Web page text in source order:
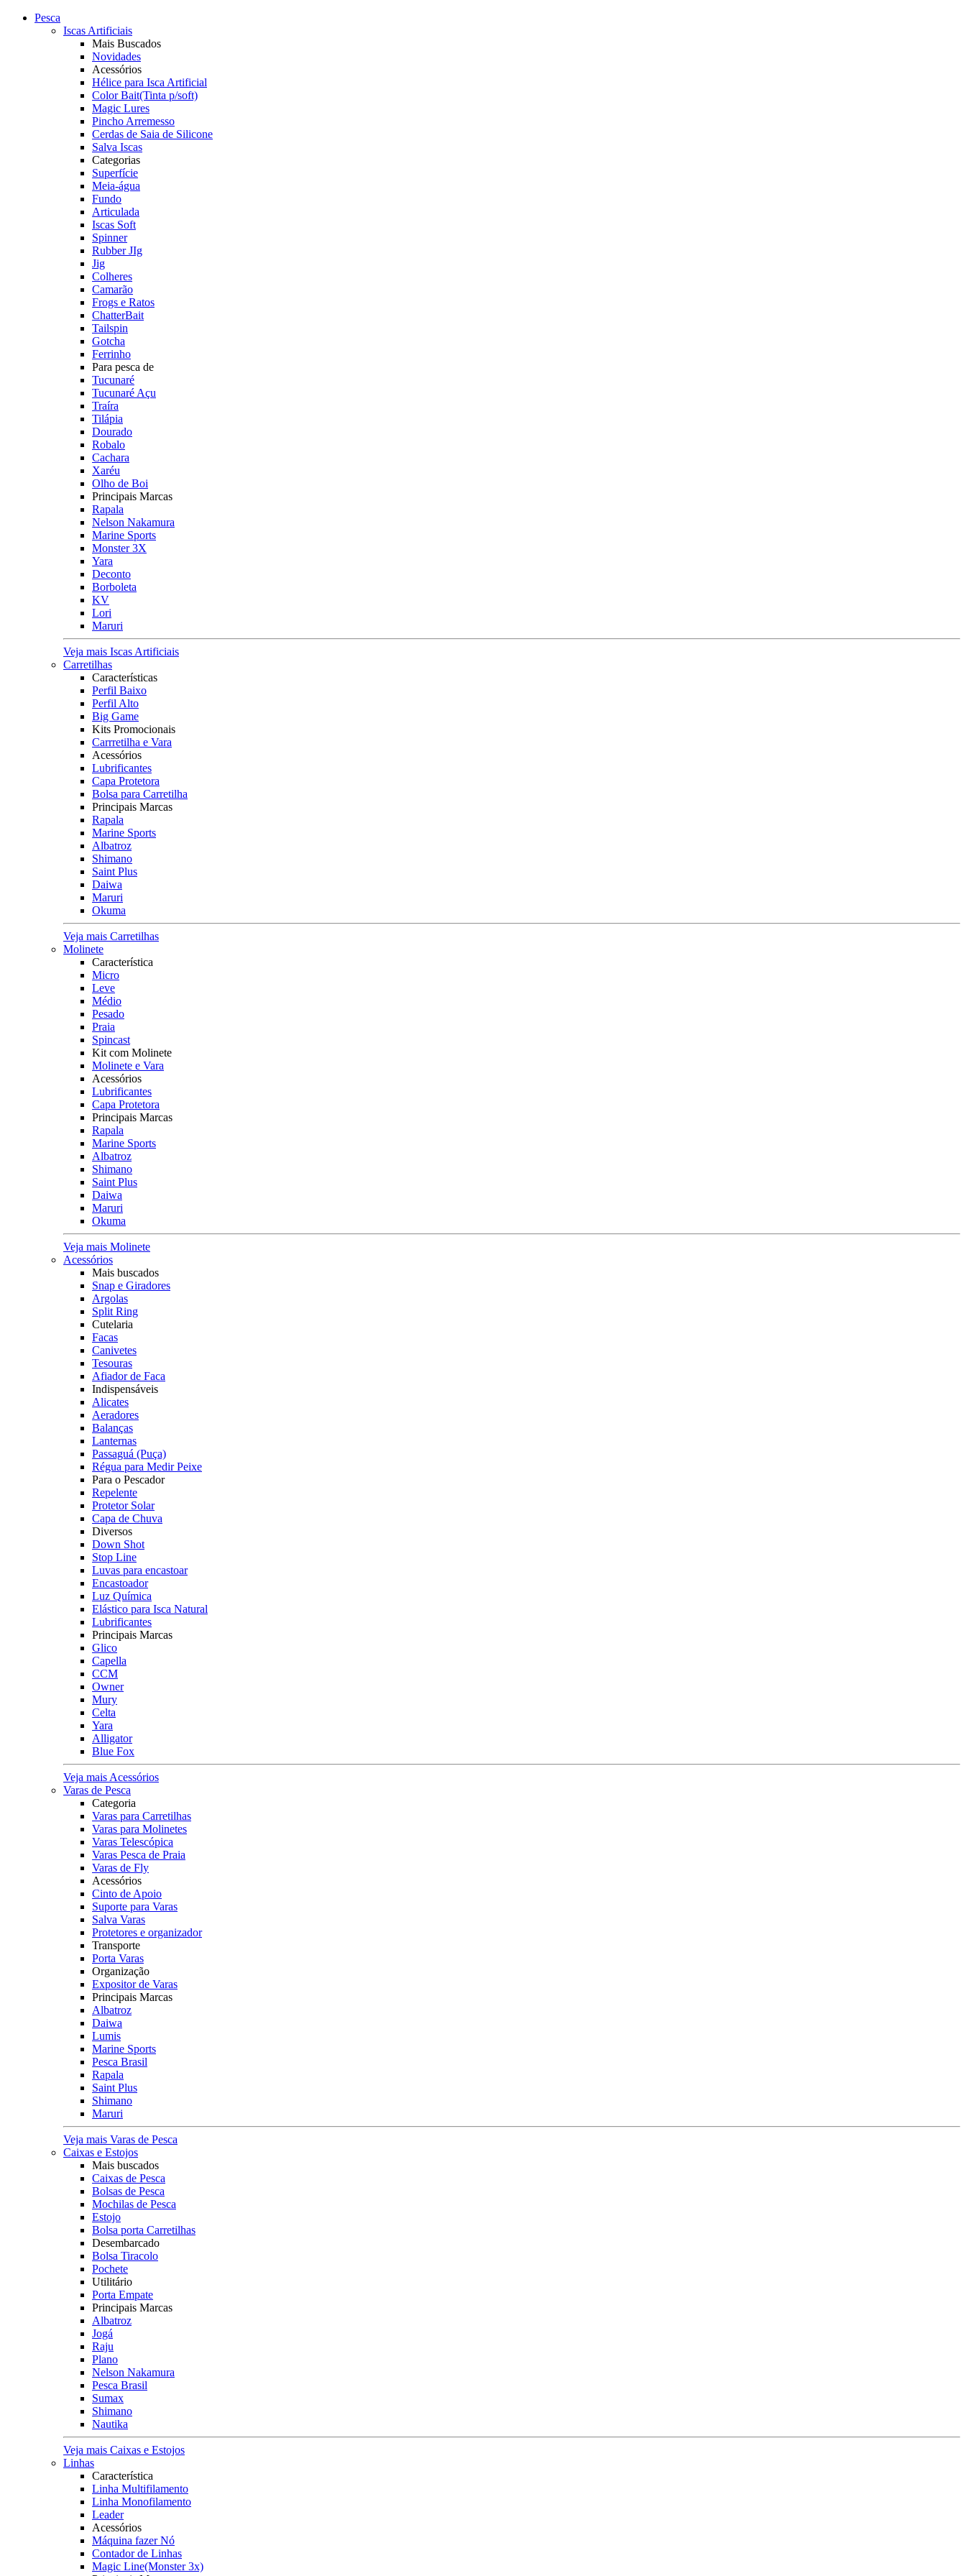
Pesca
Iscas Artificiais
Mais Buscados
Novidades
Acessórios
Hélice para Isca Artificial
Color Bait(Tinta p/soft)
Magic Lures
Pincho Arremesso
Cerdas de Saia de Silicone
Salva Iscas
Categorias
Superfície
Meia-água
Fundo
Articulada
Iscas Soft
Spinner
Rubber JIg
Jig
Colheres
Camarão
Frogs e Ratos
ChatterBait
Tailspin
Gotcha
Ferrinho
Para pesca de
Tucunaré
Tucunaré Açu
Traíra
Tilápia
Dourado
Robalo
Cachara
Xaréu
Olho de Boi
Principais Marcas
Rapala
Nelson Nakamura
Marine Sports
Monster 3X
Yara
Deconto
Borboleta
KV
Lori
Maruri
Veja mais Iscas Artificiais
Carretilhas
Características
Perfil Baixo
Perfil Alto
Big Game
Kits Promocionais
Carrretilha e Vara
Acessórios
Lubrificantes
Capa Protetora
Bolsa para Carretilha
Principais Marcas
Rapala
Marine Sports
Albatroz
Shimano
Saint Plus
Daiwa
Maruri
Okuma
Veja mais Carretilhas
Molinete
Característica
Micro
Leve
Médio
Pesado
Praia
Spincast
Kit com Molinete
Molinete e Vara
Acessórios
Lubrificantes
Capa Protetora
Principais Marcas
Rapala
Marine Sports
Albatroz
Shimano
Saint Plus
Daiwa
Maruri
Okuma
Veja mais Molinete
Acessórios
Mais buscados
Snap e Giradores
Argolas
Split Ring
Cutelaria
Facas
Canivetes
Tesouras
Afiador de Faca
Indispensáveis
Alicates
Aeradores
Balanças
Lanternas
Passaguá (Puça)
Régua para Medir Peixe
Para o Pescador
Repelente
Protetor Solar
Capa de Chuva
Diversos
Down Shot
Stop Line
Luvas para encastoar
Encastoador
Luz Química
Elástico para Isca Natural
Lubrificantes
Principais Marcas
Glico
Capella
CCM
Owner
Mury
Celta
Yara
Alligator
Blue Fox
Veja mais Acessórios
Varas de Pesca
Categoria
Varas para Carretilhas
Varas para Molinetes
Varas Telescópica
Varas Pesca de Praia
Varas de Fly
Acessórios
Cinto de Apoio
Suporte para Varas
Salva Varas
Protetores e organizador
Transporte
Porta Varas
Organização
Expositor de Varas
Principais Marcas
Albatroz
Daiwa
Lumis
Marine Sports
Pesca Brasil
Rapala
Saint Plus
Shimano
Maruri
Veja mais Varas de Pesca
Caixas e Estojos
Mais buscados
Caixas de Pesca
Bolsas de Pesca
Mochilas de Pesca
Estojo
Bolsa porta Carretilhas
Desembarcado
Bolsa Tiracolo
Pochete
Utilitário
Porta Empate
Principais Marcas
Albatroz
Jogá
Raju
Plano
Nelson Nakamura
Pesca Brasil
Sumax
Shimano
Nautika
Veja mais Caixas e Estojos
Linhas
Característica
Linha Multifilamento
Linha Monofilamento
Leader
Acessórios
Máquina fazer Nó
Contador de Linhas
Magic Line(Monster 3x)